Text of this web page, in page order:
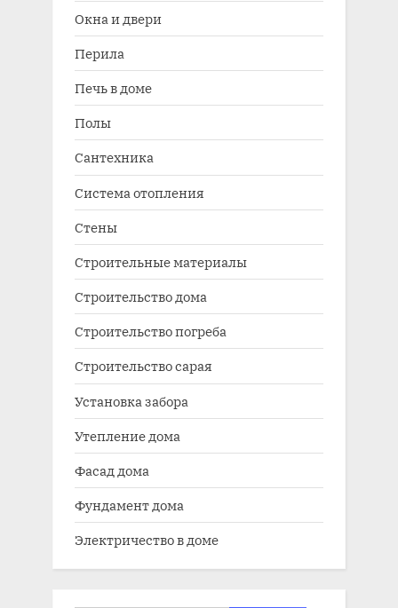
Окна и двери
Перила
Печь в доме
Полы
Сантехника
Система отопления
Стены
Строительные материалы
Строительство дома
Строительство погреба
Строительство сарая
Установка забора
Утепление дома
Фасад дома
Фундамент дома
Электричество в доме